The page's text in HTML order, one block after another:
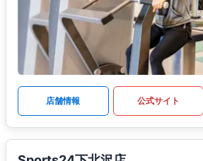
店舗情報 公式サイト